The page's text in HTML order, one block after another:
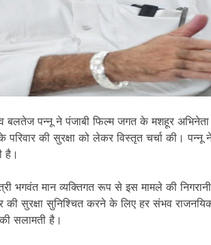
बलतेज पन्नू ने पंजाबी फिल्म जगत के मशहूर
की सुरक्षा को लेकर विस्तृत चर्चा की। पन्नू
है।
भगवंत मान व्यक्तिगत रूप से इस मामले की
की सुरक्षा सुनिश्चित करने के लिए हर संभव
सलामती है।